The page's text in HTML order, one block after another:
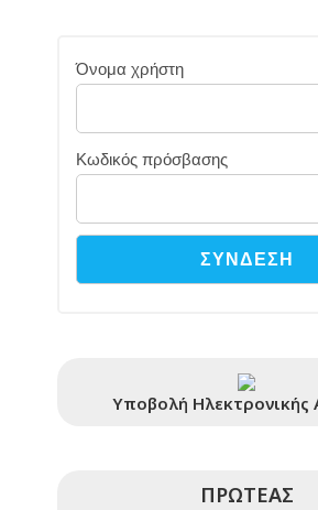
Όνομα χρήστη
Κωδικός πρόσβασης
Υποβολή Ηλεκτρονικής
ΠΡΩΤΕΑΣ